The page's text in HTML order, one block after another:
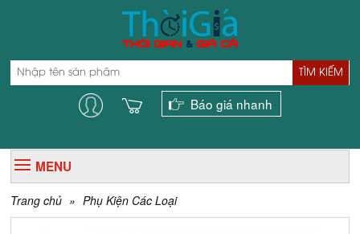
TÌM KIẾM
Báo giá nhanh
MENU
Trang chủ » Phụ Kiện Các Loại